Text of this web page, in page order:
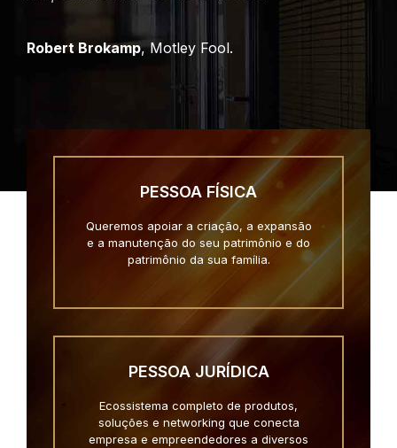
Robert Brokamp, Motley Fool.
PESSOA FÍSICA
Queremos apoiar a criação, a expansão
e a manutenção do seu patrimônio e do
patrimônio da sua família.
PESSOA JURÍDICA
Ecossistema completo de produtos,
soluções e networking que conecta
empresa e empreendedores a diversos